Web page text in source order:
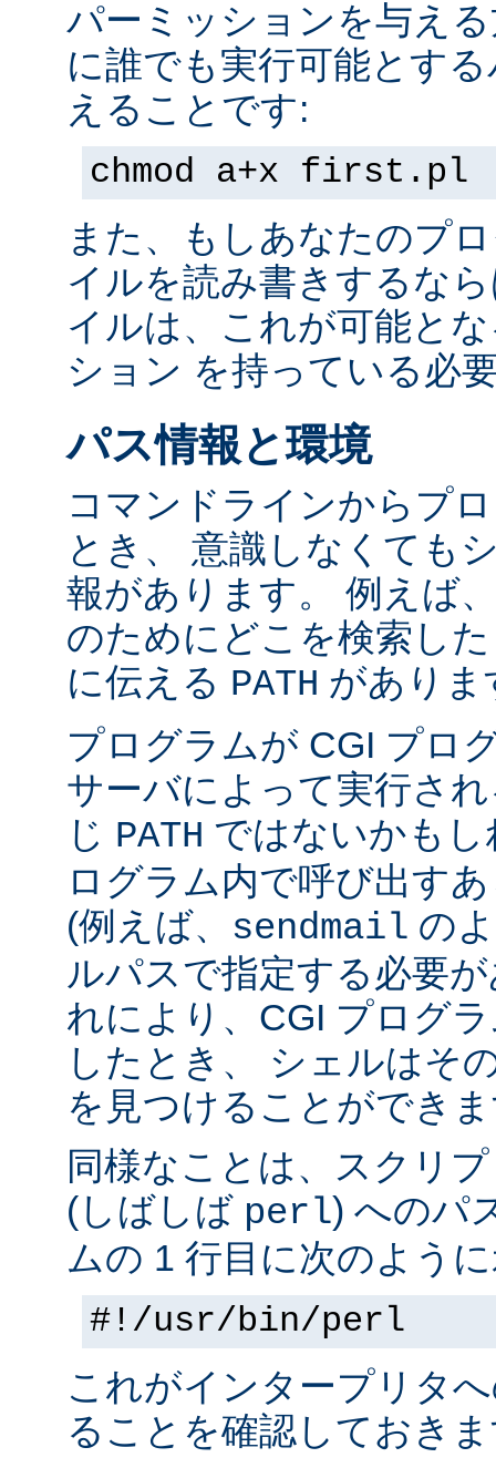
パーミッションを与え
に誰でも実行可能とす
えることです:
chmod a+x first.pl
また、もしあなたのプ
イルを読み書きするな
イルは、これが可能と
ション を持っている必
パス情報と環境
コマンドラインからプ
とき、 意識しなくても
報があります。 例えば
のためにどこを検索し
に伝える PATH がありま
プログラムが CGI プロ
サーバによって実行さ
じ PATH ではないかも
ログラム内で呼び出す
(例えば、 sendmail の
ルパスで指定する必要
れにより、CGI プログ
したとき、 シェルはそ
を見つけることができ
同様なことは、スクリ
(しばしば perl) へのパ
ムの 1 行目に次のよう
#!/usr/bin/perl
これがインタープリタ
ることを確認しておき